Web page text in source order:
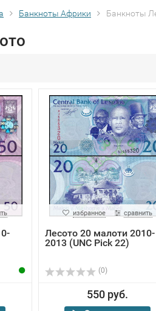
Банкноты Африки Банкноты
избранное сравнить
Лесото 20 малоти 2010-
2013 (UNC Pick 22)
(0)
550 руб.